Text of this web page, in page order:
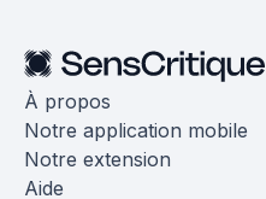
À propos
Notre application mobile
Notre extension
Aide